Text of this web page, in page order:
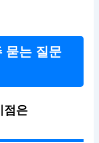
묻는 질문
점은